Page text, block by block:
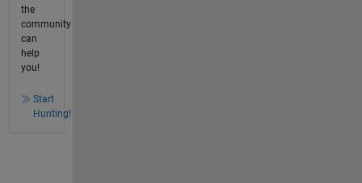
the
community
can
help
you!
Start
Hunting!